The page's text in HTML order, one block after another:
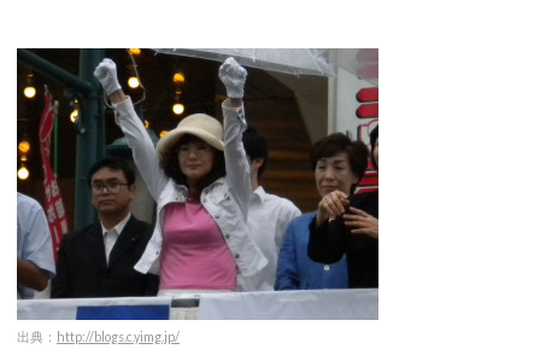
出典： http://blogs.c.yimg.jp/